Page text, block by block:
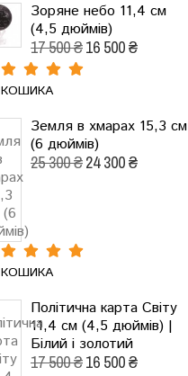
Зоряне небо 11,4 см
(4,5 дюймів)
17 500 ₴16 500 ₴
Земля в хмарах 15,3 см
(6 дюймів)
25 300 ₴24 300 ₴
Політична карта Світу
11,4 см (4,5 дюймів) |
Білий і золотий
17 500 ₴16 500 ₴